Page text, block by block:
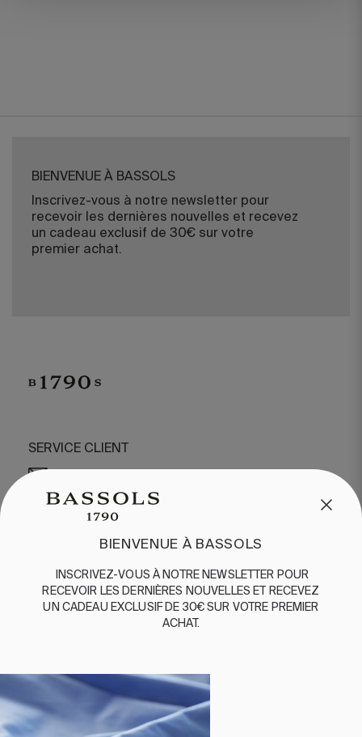
BIENVENUE À BASSOLS
Inscrivez-vous à notre newsletter pour
recevoir les dernières nouvelles et recevez
un cadeau exclusif de 30€ sur votre
premier achat.
BASSOLS
SERVICE CLIENT
QUESTIONS FRÉQUENTES
EXPÉDITION ET RETOURS
ESPAÑOL / FRANÇAIS
SUIVEZ-NOUS
BIENVENUE À BASSOLS
INSCRIVEZ-VOUS À NOTRE NEWSLETTER POUR
RECEVOIR LES DERNIÈRES NOUVELLES ET RECEVEZ
UN CADEAU EXCLUSIF DE 30€SUR VOTRE PREMIER
ACHAT.